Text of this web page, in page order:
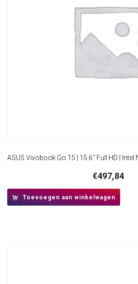
€497,84
Toevoegen aan winkelwagen